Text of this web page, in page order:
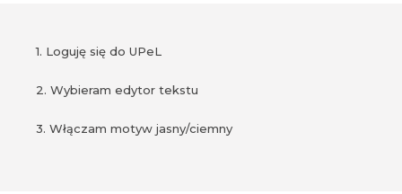
1. Loguję się do UPeL
2. Wybieram edytor tekstu
3. Włączam motyw jasny/ciemny